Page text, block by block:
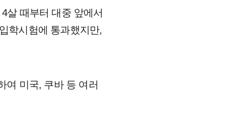
살 때부터 대중 앞에서
학시험에 통과했지만,
여 미국, 쿠바 등 여러